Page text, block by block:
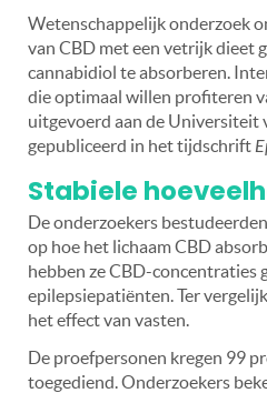
Wetenschappelijk onderzoek
van CBD met een vetrijk dieet
cannabidiol te absorberen.
die optimaal willen profiteren
uitgevoerd aan de Universiteit
gepubliceerd in het tijdschrift
Stabiele
De onderzoekers
op hoe het lichaam CBD
hebben ze CBD-concentraties
epilepsiepatiënten. Ter
het effect van vasten.
De proefpersonen kregen 99
toegediend. Onderzoekers